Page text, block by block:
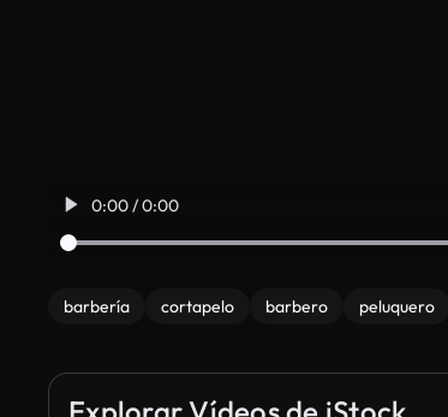
0:00 / 0:00
barbería cortapelo barbero peluquero